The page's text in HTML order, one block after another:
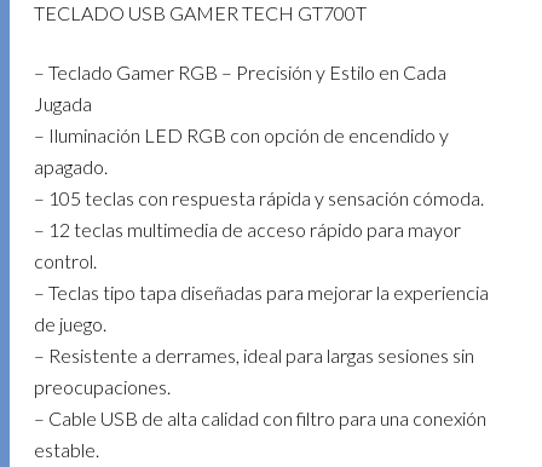
TECLADO USB GAMER TECH GT700T
– Teclado Gamer RGB – Precisión y Estilo en Cada
Jugada
– Iluminación LED RGB con opción de encendido y
apagado.
– 105 teclas con respuesta rápida y sensación cómoda.
– 12 teclas multimedia de acceso rápido para mayor
control.
– Teclas tipo tapa diseñadas para mejorar la experiencia
de juego.
– Resistente a derrames, ideal para largas sesiones sin
preocupaciones.
– Cable USB de alta calidad con filtro para una conexión
estable.